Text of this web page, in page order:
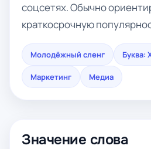
соцсетях. Обычно
краткосрочную
Молодёжный сленг Буква:
Маркетинг Медиа
Значение слова